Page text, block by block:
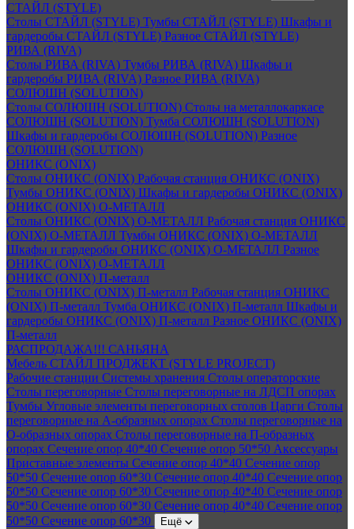
СТАЙЛ (STYLE)
Столы СТАЙЛ (STYLE) Тумбы СТАЙЛ (STYLE) Шкафы и
гардеробы СТАЙЛ (STYLE) Разное СТАЙЛ (STYLE)
РИВА (RIVA)
Столы РИВА (RIVA) Тумбы РИВА (RIVA) Шкафы и
гардеробы РИВА (RIVA) Разное РИВА (RIVA)
СОЛЮШН (SOLUTION)
Столы СОЛЮШН (SOLUTION) Столы на металлокаркасе
СОЛЮШН (SOLUTION) Тумба СОЛЮШН (SOLUTION)
Шкафы и гардеробы СОЛЮШН (SOLUTION) Разное
СОЛЮШН (SOLUTION)
ОНИКС (ONIX)
Столы ОНИКС (ONIX) Рабочая станция ОНИКС (ONIX)
Тумбы ОНИКС (ONIX) Шкафы и гардеробы ОНИКС (ONIX)
ОНИКС (ONIX) O-МЕТАЛЛ
Столы ОНИКС (ONIX) O-МЕТАЛЛ Рабочая станция ОНИКС
(ONIX) O-МЕТАЛЛ Тумбы ОНИКС (ONIX) O-МЕТАЛЛ
Шкафы и гардеробы ОНИКС (ONIX) O-МЕТАЛЛ Разное
ОНИКС (ONIX) O-МЕТАЛЛ
ОНИКС (ONIX) П-металл
Столы ОНИКС (ONIX) П-металл Рабочая станция ОНИКС
(ONIX) П-металл Тумба ОНИКС (ONIX) П-металл Шкафы и
гардеробы ОНИКС (ONIX) П-металл Разное ОНИКС (ONIX)
П-металл
РАСПРОДАЖА!!! САНЬЯНА
Мебель СТАЙЛ ПРОДЖЕКТ (STYLE PROJECT)
Рабочие станции Системы хранения Столы операторские
Столы переговорные Столы переговорные на ЛДСП опорах
Тумбы Угловые элементы переговорных столов Царги Столы
переговорные на А-образных опорах Столы переговорные на
О-образных опорах Столы переговорные на П-образных
опорах Сечение опор 40*40 Сечение опор 50*50 Аксессуары
Приставные элементы Сечение опор 40*40 Сечение опор
50*50 Сечение опор 60*30 Сечение опор 40*40 Сечение опор
50*50 Сечение опор 60*30 Сечение опор 40*40 Сечение опор
50*50 Сечение опор 60*30 Сечение опор 40*40 Сечение опор
50*50 Сечение опор 60*30 Ещё